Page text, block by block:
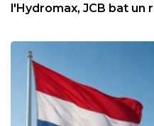
l'Hydromax, JCB bat un